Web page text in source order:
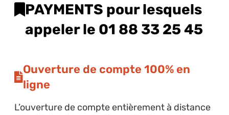
PAYMENTS pour lesquels
appeler le 01 88 33 25 45
Ouverture de compte 100% en
ligne
L’ouverture de compte entièrement à distance